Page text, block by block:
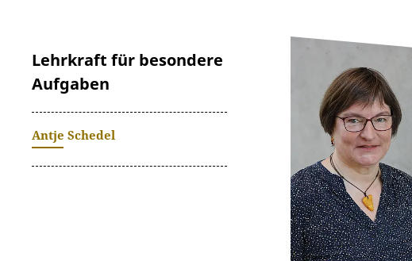
Lehrkraft für besondere
Aufgaben
Antje Schedel